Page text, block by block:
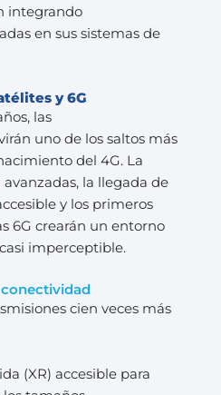
integrando
en sus sistemas de
y 6G
las
uno de los saltos más
del 4G. La
la llegada de
y los primeros
6G crearán un entorno
imperceptible.
cien veces más
(XR) accesible para